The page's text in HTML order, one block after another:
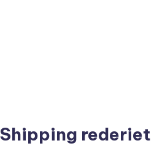
rederiet